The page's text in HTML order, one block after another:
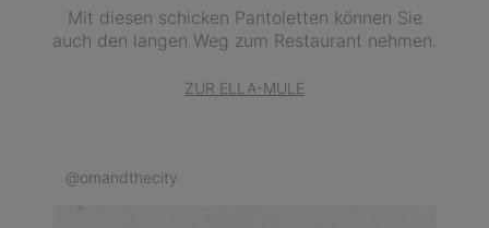
Mit diesen schicken Pantoletten können Sie
auch den langen Weg zum Restaurant nehmen.
ZUR ELLA-MULE
@omandthecity